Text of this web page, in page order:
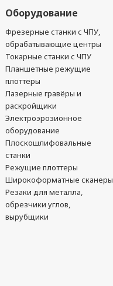
Оборудование
Фрезерные станки с ЧПУ,
обрабатывающие центры
Токарные станки с ЧПУ
Планшетные режущие
плоттеры
Лазерные гравёры и
раскройщики
Электроэрозионное
оборудование
Плоскошлифовальные
станки
Режущие плоттеры
Широкоформатные сканеры
Резаки для металла,
обрезчики углов,
вырубщики